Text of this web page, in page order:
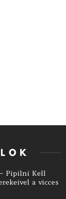
– Pipilni Kell
a vicces